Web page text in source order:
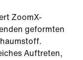
ZoomX-
geformten
Auftreten,